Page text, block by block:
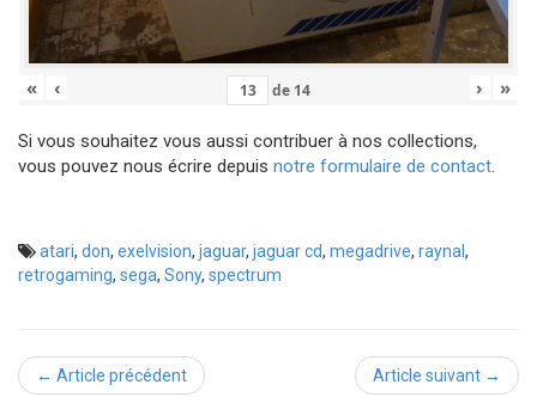
« ‹ de 14 › »
Si vous souhaitez vous aussi contribuer à nos collections,
vous pouvez nous écrire depuis notre formulaire de contact.
atari, don, exelvision, jaguar, jaguar cd, megadrive, raynal ,
retrogaming, sega, Sony, spectrum
← Article précédent Article suivant →